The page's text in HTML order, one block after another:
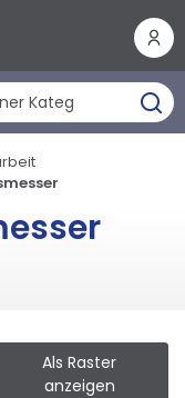
Als Raster
anzeigen